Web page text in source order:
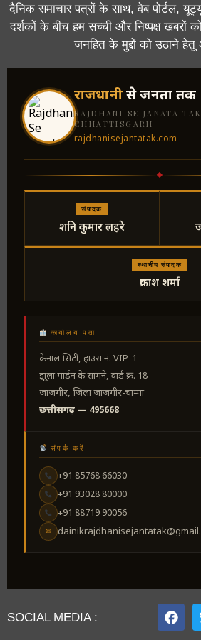
दैनिक समाचार पत्रों के साथ, वेब पोर्टल,
दर्शकों के बीच हम सच्ची और निष्पक्ष खबरों
जनहित के मुद्दों को उठाने हेतू
राजधानीसे जनता तक
RAJDHANI SE JANATA
CHHATTISGARH
rajdhanisejantatak.com
संपादक
शनि कुमार लहरे
स्थानीय संपादक
प्रकाश शर्मा
कार्यालय पता
केनाल सिटी, हाउस नं. VIP-1
झूला गार्डन के सामने, वार्ड क्र. 18
जांजगीर, जिला जांजगीर-चाम्पा
छत्तीसगढ़ — 495668
संपर्क करें
+91 85768 66030
+91 93028 80000
+91 88719 90056
✉
SOCIAL MEDIA :